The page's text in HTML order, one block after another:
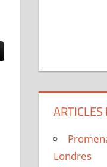
ARTICLES
Londres